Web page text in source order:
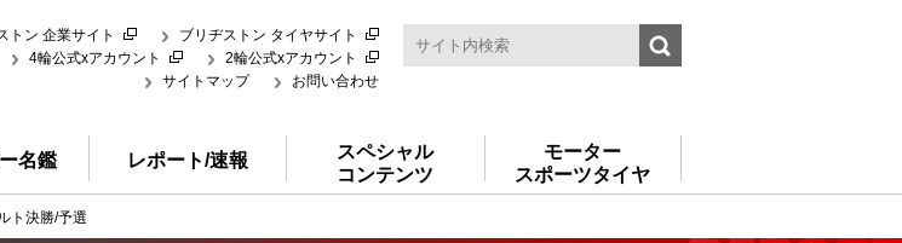
トン 企業サイト
ブリヂストン タイヤサイト
4輪公式xアカウント
2輪公式xアカウント
サイトマップ
お問い合わせ
名鑑 レポート/速報
スペシャル
コンテンツ
モーター
スポーツタイヤ
ト決勝/予選